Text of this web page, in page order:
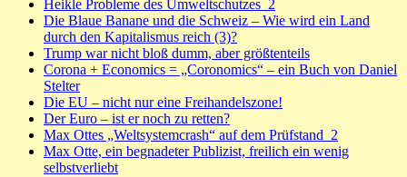
Heikle Probleme des Umweltschutzes_2
Die Blaue Banane und die Schweiz – Wie wird ein Land
durch den Kapitalismus reich (3)?
Trump war nicht bloß dumm, aber größtenteils
Corona + Economics = „Coronomics“ – ein Buch von Daniel
Stelter
Die EU – nicht nur eine Freihandelszone!
Der Euro – ist er noch zu retten?
Max Ottes „Weltsystemcrash“ auf dem Prüfstand_2
Max Otte, ein begnadeter Publizist, freilich ein wenig
selbstverliebt